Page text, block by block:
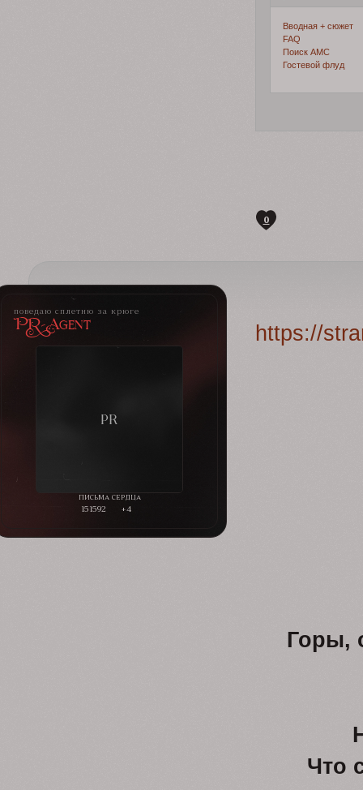
Вводная + сюжет
FAQ
Поиск АМС
Гостевой флуд
0
поведаю сплетню за крюге
PR-Agent
151592 +4
https://
Горы,
Что